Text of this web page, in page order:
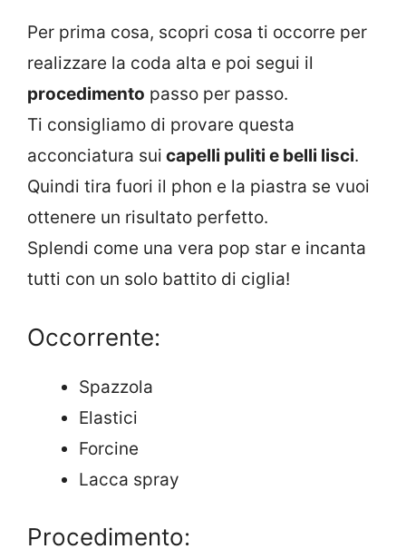
Per prima cosa, scopri cosa ti occorre per
realizzare la coda alta e poi segui il
procedimento passo per passo.
Ti consigliamo di provare questa
acconciatura sui capelli puliti e belli lisci.
Quindi tira fuori il phon e la piastra se vuoi
ottenere un risultato perfetto.
Splendi come una vera pop star e incanta
tutti con un solo battito di ciglia!
Occorrente:
Spazzola
Elastici
Forcine
Lacca spray
Procedimento: